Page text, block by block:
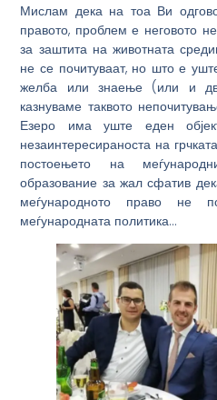
Мислам дека на тоа Ви
правото, проблем е неговото
за заштита на животната
не се почитуваат, но што е
желба или знаење (или и
казнуваме таквото
Езеро има уште еден
незаинтересираноста на
постоењето на
образование за жал сфатив
меѓународното право не
меѓународната политика…